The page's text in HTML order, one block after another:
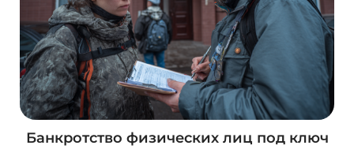
Банкротство физических лиц под ключ